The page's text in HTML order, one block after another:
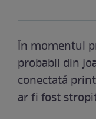
În momentul
probabil din
conectată
ar fi fost